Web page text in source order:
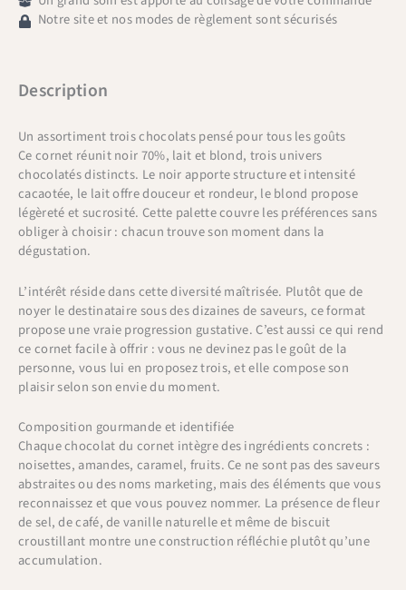
Notre site et nos modes de règlement sont sécurisés
Description
Un assortiment trois chocolats pensé pour tous les goûts
Ce cornet réunit noir 70%, lait et blond, trois univers
chocolatés distincts. Le noir apporte structure et intensité
cacaotée, le lait offre douceur et rondeur, le blond propose
légèreté et sucrosité. Cette palette couvre les préférences sans
obliger à choisir : chacun trouve son moment dans la
dégustation.
L’intérêt réside dans cette diversité maîtrisée. Plutôt que de
noyer le destinataire sous des dizaines de saveurs, ce format
propose une vraie progression gustative. C’est aussi ce qui rend
ce cornet facile à offrir : vous ne devinez pas le goût de la
personne, vous lui en proposez trois, et elle compose son
plaisir selon son envie du moment.
Composition gourmande et identifiée
Chaque chocolat du cornet intègre des ingrédients concrets :
noisettes, amandes, caramel, fruits. Ce ne sont pas des saveurs
abstraites ou des noms marketing, mais des éléments que vous
reconnaissez et que vous pouvez nommer. La présence de fleur
de sel, de café, de vanille naturelle et même de biscuit
croustillant montre une construction réfléchie plutôt qu’une
accumulation.